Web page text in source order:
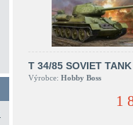
T 34/85 SOVIET TANK
Výrobce: Hobby Boss
1